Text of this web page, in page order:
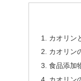
カオリン
カオリン
食品添加